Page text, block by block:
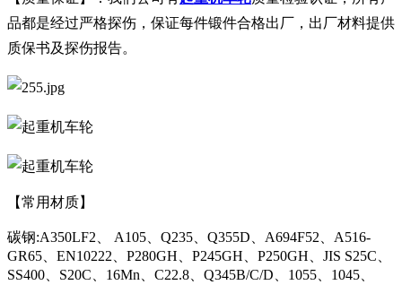
品都是经过严格探伤，保证每件锻件合格出厂，出厂材料提供
质保书及探伤报告。
【常用材质】
碳钢:A350LF2、 A105、Q235、Q355D、A694F52、A516-
GR65、EN10222、P280GH、P245GH、P250GH、JIS S25C、
SS400、S20C、16Mn、C22.8、Q345B/C/D、1055、1045、